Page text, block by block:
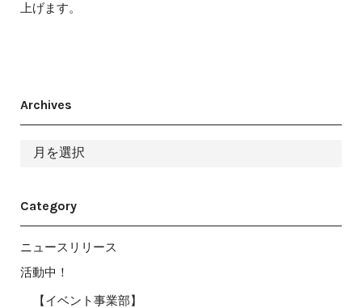
上げます。
Archives
Category
ニュースリリース
活動中！
【イベント事業部】